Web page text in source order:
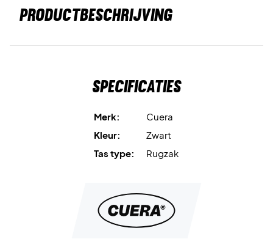
PRODUCTBESCHRIJVING
Specificaties
Merk:
Cuera
Kleur:
Zwart
Tas type:
Rugzak